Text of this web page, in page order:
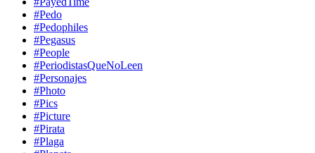
#Pedo
#Pedophiles
#Pegasus
#People
#PeriodistasQueNoLeen
#Personajes
#Photo
#Pics
#Picture
#Pirata
#Plaga